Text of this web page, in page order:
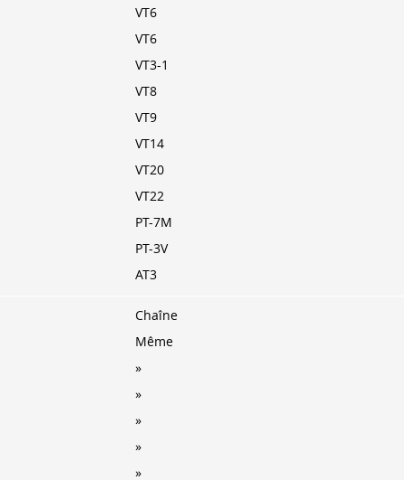
VT6
VT6
VT3-1
VT8
VT9
VT14
VT20
VT22
PT-7M
PT-3V
AT3
Chaîne
Même
»
»
»
»
»